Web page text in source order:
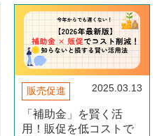
販売促進 2025.03.13
「補助金」を賢く活
用！販促を低コストで